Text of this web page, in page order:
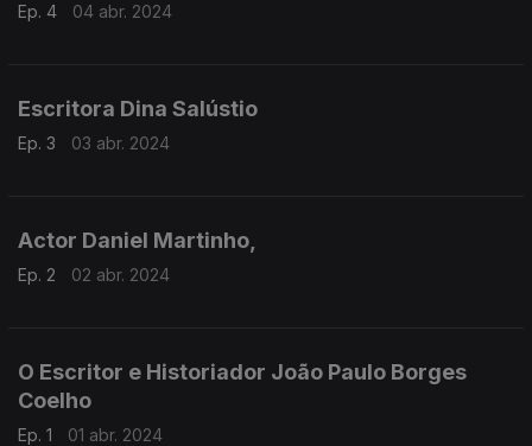
Ep. 4 04 abr. 2024
Escritora Dina Salústio
Ep. 3 03 abr. 2024
Actor Daniel Martinho,
Ep. 2 02 abr. 2024
O Escritor e Historiador João Paulo Borges
Coelho
Ep. 1 01 abr. 2024